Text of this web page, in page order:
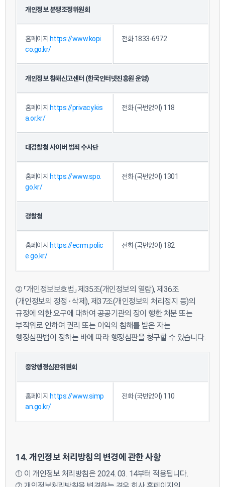
개인정보 분쟁조정위원회
홈페이지 https://www.kopi
co.go.kr/
전화 1833-6972
개인정보 침해신고센터 (한국인터넷진흥원 운영)
홈페이지 https://privacy.kis
a.or.kr/
전화 (국번없이) 118
대검찰청 사이버 범죄 수사단
홈페이지 https://www.spo.
go.kr/
전화 (국번없이) 1301
경찰청
홈페이지 https://ecrm.polic
e.go.kr/
전화 (국번없이) 182
② 「개인정보보호법」 제35조(개인정보의 열람), 제36조
(개인정보의 정정⬝삭제), 제37조(개인정보의 처리정지 등)의
규정에 의한 요구에 대하여 공공기관의 장이 행한 처분 또는
부작위로 인하여 권리 또는 이익의 침해를 받은 자는
행정심판법이 정하는 바에 따라 행정심판을 청구할 수 있습니다.
중앙행정심판위원회
홈페이지 https://www.simp
an.go.kr/
전화 (국번없이) 110
14. 개인정보 처리방침의 변경에 관한 사항
① 이 개인정보 처리방침은 2024. 03. 14부터 적용됩니다.